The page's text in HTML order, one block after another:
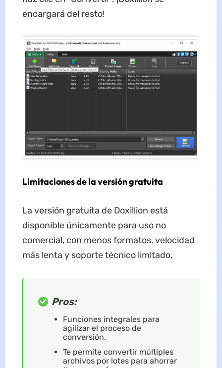
encargará del resto!
Limitaciones de la versión gratuita
La versión gratuita de Doxillion está
disponible únicamente para uso no
comercial, con menos formatos, velocidad
más lenta y soporte técnico limitado.
Pros:
Funciones integrales para
agilizar el proceso de
conversión.
Te permite convertir múltiples
archivos por lotes para ahorrar